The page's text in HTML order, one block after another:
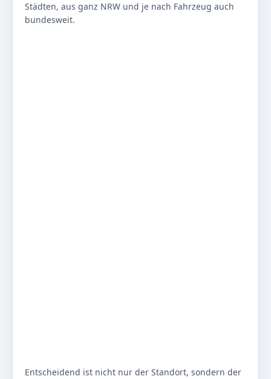
Städten, aus ganz NRW und je nach Fahrzeug auch
bundesweit.
Entscheidend ist nicht nur der Standort, sondern der